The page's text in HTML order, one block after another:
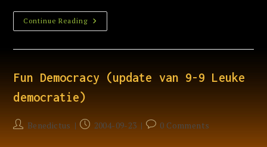
Continue ReadingGetikte
Buren
Fun Democracy (update van 9-9 Leuke
democratie)
PostBenedictus
Post2004-09-23
Post0 Comments